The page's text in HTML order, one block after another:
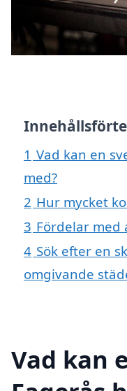
1 Vad kan en
med?
2 Hur mycket
3 Fördelar med
4 Sök efter en
omgivande
Vad kan